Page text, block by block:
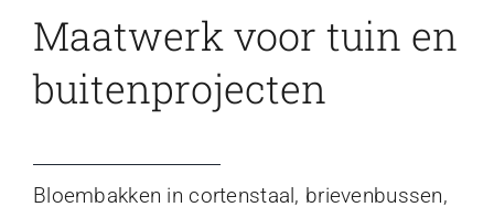
Maatwerk voor tuin en
buitenprojecten
Bloembakken in cortenstaal, brievenbussen,